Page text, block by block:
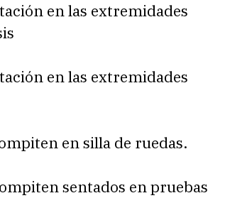
en las extremidades
en las extremidades
en silla de ruedas.
sentados en pruebas